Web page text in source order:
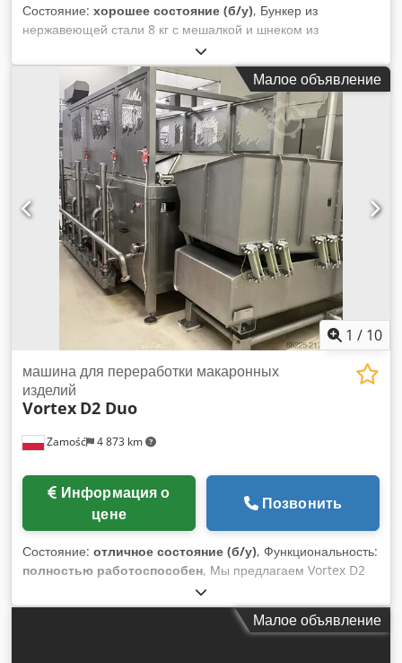
Состояние: хорошее состояние (б/у), Бункер из
нержавеющей стали 8 кг с мешалкой и шнеком из
нержавеющей стали, переменная скорость, разнообразие
экструзионных плит для пасты разных стилей, мобильный
Crjdpfed R D Tlex Adzef
Малое объявление
1 / 10
Zamość 4 873 km
машина для переработки макаронных
изделий
Vortex D2 Duo
цене
Позвонить
Состояние: отличное состояние (б/у), Функциональность:
полностью работоспособен, Мы предлагаем Vortex D2
Duo – полностью автоматическую линию для
приготовления, охлаждения и промывки продуктов,
предназначенную для непрерывного и воспроизводимого
Малое объявление